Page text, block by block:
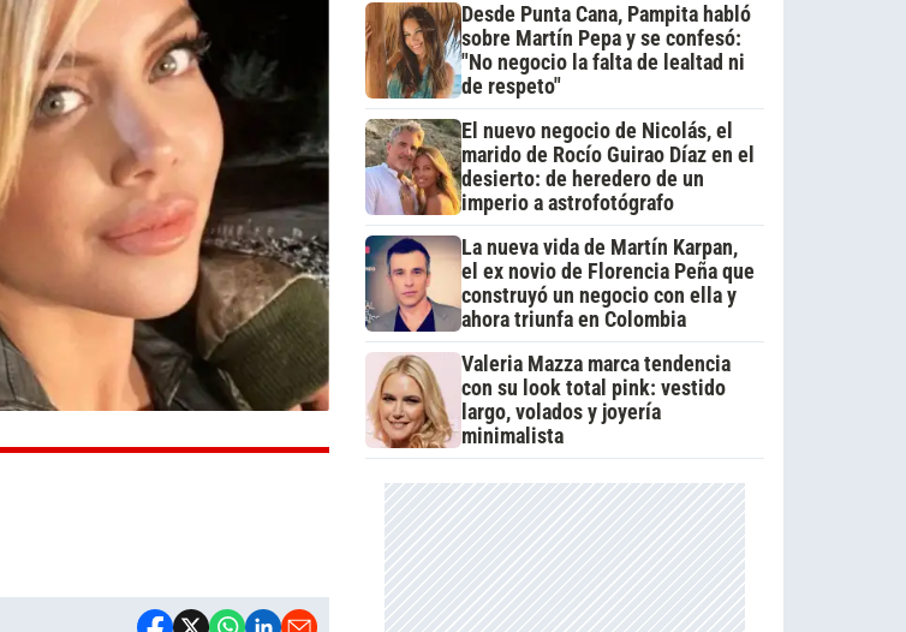
Desde Punta Cana, Pampita habló
sobre Martín Pepa y se confesó:
"No negocio la falta de lealtad ni
de respeto"
El nuevo negocio de Nicolás, el
marido de Rocío Guirao Díaz en el
desierto: de heredero de un
imperio a astrofotógrafo
La nueva vida de Martín Karpan,
el ex novio de Florencia Peña que
construyó un negocio con ella y
ahora triunfa en Colombia
Valeria Mazza marca tendencia
con su look total pink: vestido
largo, volados y joyería
minimalista